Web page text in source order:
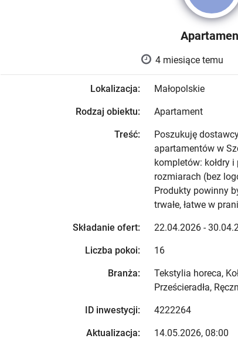
4 miesiące temu
Lokalizacja: Małopolskie
Rodzaj obiektu: Apartament
Treść:
Poszukuję
apartamentów w
kompletów: kołdry
rozmiarach (bez
Produkty powinny
trwałe, łatwe w
Składanie ofert: 22.04.2026 -
Liczba pokoi: 16
Branża:
Tekstylia horeca,
Prześcieradła,
ID inwestycji: 4222264
Aktualizacja: 14.05.2026, 08:00